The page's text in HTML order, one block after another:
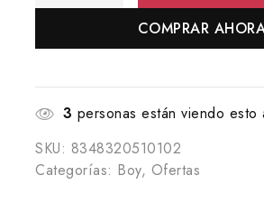
COMPRAR
3 personas están viendo esto
SKU: 8348320510102
Categorías: Boy, Ofertas